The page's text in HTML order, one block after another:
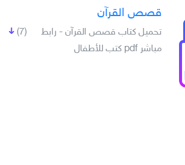
قصص القرآن
(7)
تحميل كتاب قصص القرآن - رابط
مباشر pdf كتب للأطفال